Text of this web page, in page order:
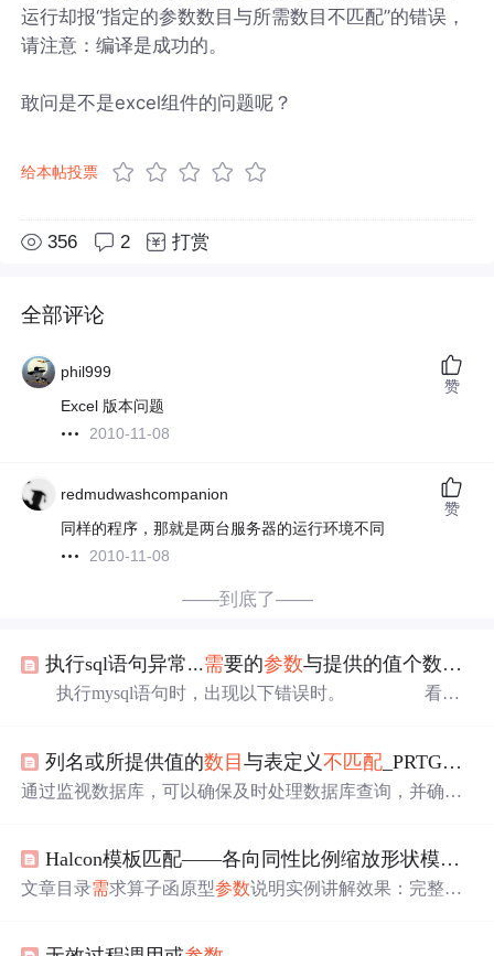
运行却报“指定的参数数目与所需数目不匹配”的错误，
请注意：编译是成功的。
敢问是不是excel组件的问题呢？
给本帖投票
356 2 打赏
全部评论
phil999
Excel 版本问题
2010-11-08
赞
redmudwashcompanion
同样的程序，那就是两台服务器的运行环境不同
2010-11-08
赞
——到底了——
执行sql语句异常...需要的参数与提供的值个数不匹
执行mysql语句时，出现以下错误时。 看错
提示说只需要5个参数这时，请仔细检查一下你的sql
语句 发现没有，在更新语句update的 a.product_image_
列名或所提供值的数目与表定义不匹配 _PRTG：提供了内置的本机传感器，可监视数据库内容...
通过监视数据库，可以确保及时处理数据库查询，并确保
传感器状态向您发出警报。PRTG为最常见的数据库提供了
内置的本机传感器：微软SQL服务器MySQL服务器Postgre
Halcon模板匹配——各向同性比例缩放形状模板(超详细讲解)
文章目录需求算子函原型参数说明实例讲解效果：完整代